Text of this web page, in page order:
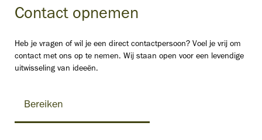
Contact opnemen
Heb je vragen of wil je een direct contactpersoon? Voel je vrij om
contact met ons op te nemen. Wij staan open voor een levendige
uitwisseling van ideeën.
Bereiken